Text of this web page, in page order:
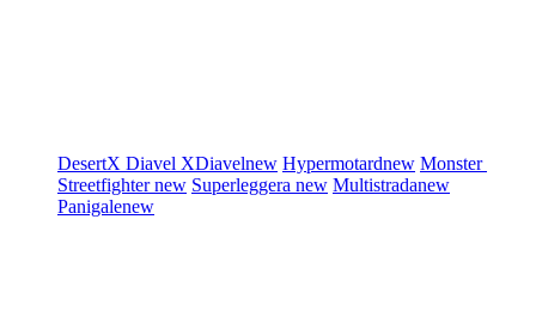
DesertX Diavel XDiavelnew Hypermotardnew Monster
Streetfighternew Superleggera new Multistradanew
Panigalenew